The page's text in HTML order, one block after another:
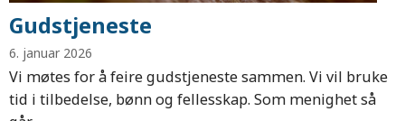
Gudstjeneste
6. januar 2026
Vi møtes for å feire gudstjeneste sammen. Vi vil bruke
tid i tilbedelse, bønn og fellesskap. Som menighet så